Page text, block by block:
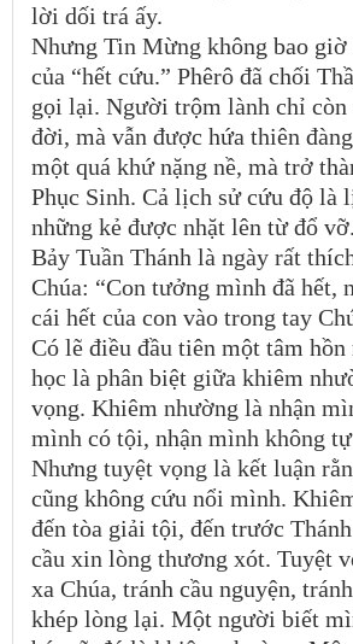
lời dối trá ấy.
Nhưng Tin Mừng không bao giờ
của “hết cứu.” Phêrô đã chối
gọi lại. Người trộm lành chỉ còn
đời, mà vẫn được hứa thiên
một quá khứ nặng nề, mà trở
Phục Sinh. Cả lịch sử cứu độ là
những kẻ được nhặt lên từ đổ
Bảy Tuần Thánh là ngày rất
Chúa: “Con tưởng mình đã hết,
cái hết của con vào trong tay
Có lẽ điều đầu tiên một tâm hồn
học là phân biệt giữa khiêm
vọng. Khiêm nhường là nhận
mình có tội, nhận mình không
Nhưng tuyệt vọng là kết luận
cũng không cứu nổi mình.
đến tòa giải tội, đến trước
cầu xin lòng thương xót. Tuyệt
xa Chúa, tránh cầu nguyện,
khép lòng lại. Một người biết